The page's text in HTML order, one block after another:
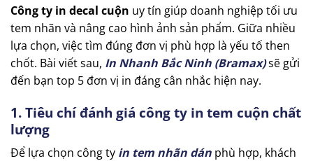
Công ty in decal cuộn uy tín giúp doanh nghiệp tối ưu
tem nhãn và nâng cao hình ảnh sản phẩm. Giữa nhiều
lựa chọn, việc tìm đúng đơn vị phù hợp là yếu tố then
chốt. Bài viết sau, In Nhanh Bắc Ninh (Bramax)sẽ gửi
đến bạn top 5 đơn vị in đáng cân nhắc hiện nay.
1. Tiêu chí đánh giá công ty in tem cuộn chất
lượng
Để lựa chọn công ty in tem nhãn dán phù hợp, khách